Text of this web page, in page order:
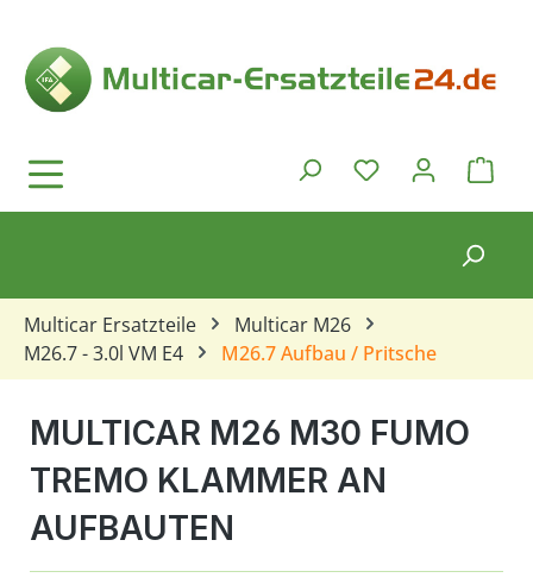
Du hast 0
Multicar Ersatzteile
Multicar M26
M26.7 - 3.0l VM E4
M26.7 Aufbau / Pritsche
MULTICAR M26 M30 FUMO
TREMO KLAMMER AN
AUFBAUTEN